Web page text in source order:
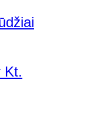
Kt.